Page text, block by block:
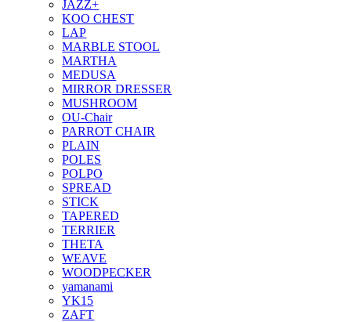
JAZZ+
KOO CHEST
LAP
MARBLE STOOL
MARTHA
MEDUSA
MIRROR DRESSER
MUSHROOM
OU-Chair
PARROT CHAIR
PLAIN
POLES
POLPO
SPREAD
STICK
TAPERED
TERRIER
THETA
WEAVE
WOODPECKER
yamanami
YK15
ZAFT